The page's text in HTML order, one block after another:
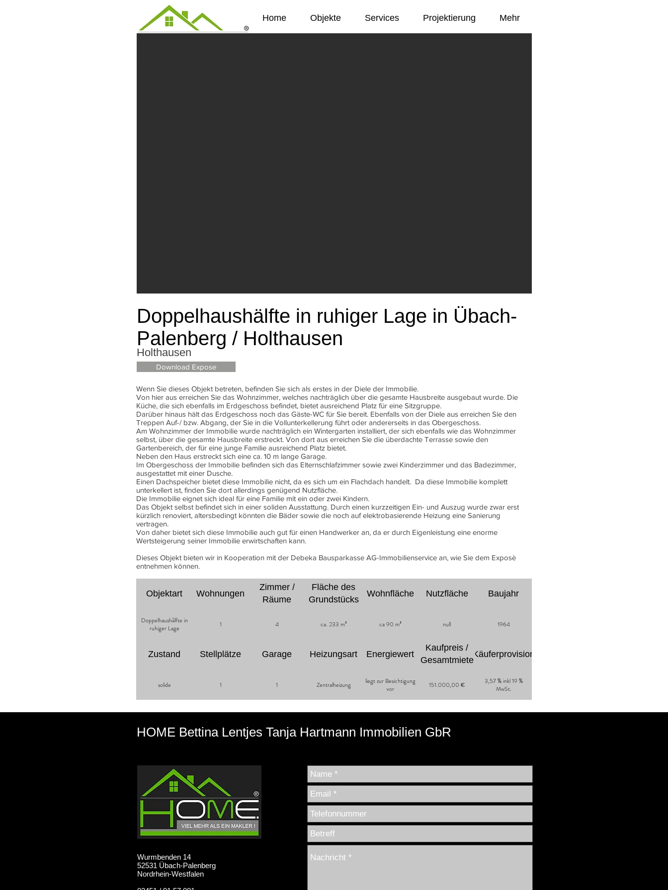
Home Objekte Services Projektierung Mehr
Doppelhaushälfte in ruhiger Lage in Übach-
Palenberg / Holthausen
Holthausen
Download Expose
Wenn Sie dieses Objekt betreten, befinden Sie sich als erstes in der Diele der Immobilie.
Von hier aus erreichen Sie das Wohnzimmer, welches nachträglich über die gesamte Hausbreite ausgebaut wurde. Die
Küche, die sich ebenfalls im Erdgeschoss befindet, bietet ausreichend Platz für eine Sitzgruppe.
Darüber hinaus hält das Erdgeschoss noch das Gäste-WC für Sie bereit. Ebenfalls von der Diele aus erreichen Sie den
Treppen Auf-/ bzw. Abgang, der Sie in die Vollunterkellerung führt oder andererseits in das Obergeschoss.
Am Wohnzimmer der Immobilie wurde nachträglich ein Wintergarten installiert, der sich ebenfalls wie das Wohnzimmer
selbst, über die gesamte Hausbreite erstreckt. Von dort aus erreichen Sie die überdachte Terrasse sowie den
Gartenbereich, der für eine junge Familie ausreichend Platz bietet.
Neben den Haus erstreckt sich eine ca. 10 m lange Garage.
Im Obergeschoss der Immobilie befinden sich das Elternschlafzimmer sowie zwei Kinderzimmer und das Badezimmer,
ausgestattet mit einer Dusche.
Einen Dachspeicher bietet diese Immobilie nicht, da es sich um ein Flachdach handelt. Da diese Immobilie komplett
unterkellert ist, finden Sie dort allerdings genügend Nutzfläche.
Die Immobilie eignet sich ideal für eine Familie mit ein oder zwei Kindern.
Das Objekt selbst befindet sich in einer soliden Ausstattung. Durch einen kurzzeitigen Ein- und Auszug wurde zwar erst
kürzlich renoviert, altersbedingt könnten die Bäder sowie die noch auf elektrobasierende Heizung eine Sanierung
vertragen.
Von daher bietet sich diese Immobilie auch gut für einen Handwerker an, da er durch Eigenleistung eine enorme
Wertsteigerung seiner Immobilie erwirtschaften kann.
Dieses Objekt bieten wir in Kooperation mit der Debeka Bausparkasse AG-Immobilienservice an, wie Sie dem Exposè
entnehmen können.
Objektart Wohnungen
Zimmer /
Räume
Fläche des
Grundstücks
Wohnfläche Nutzfläche Baujahr
Doppelhaushälfte in
ruhiger Lage
1 4 ca. 233 m² ca 90 m² null 1964
Zustand Stellplätze Garage Heizungsart Energiewert
Kaufpreis /
Gesamtmiete
Käuferprovision
solide 1 1 Zentralheizung
liegt zur Besichtigung
vor
151.000,00 €
3,57 % inkl 19 %
MwSt.
HOME Bettina Lentjes Tanja Hartmann Immobilien GbR
Wurmbenden 14
52531 Übach-Palenberg
Nordrhein-Westfalen